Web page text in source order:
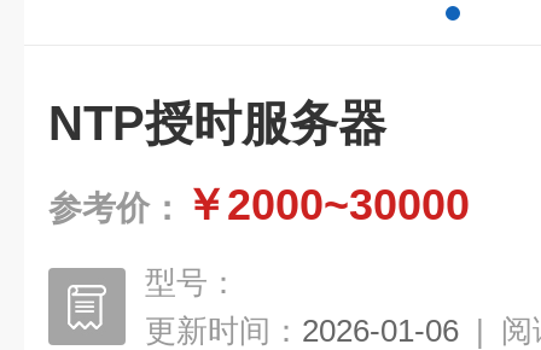
NTP授时服务器
参考价： ￥2000~30000
型号：
更新时间： 2026-01-06 | 阅